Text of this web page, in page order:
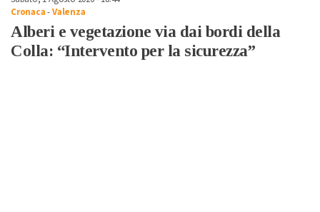
Cronaca-Valenza
Alberi e vegetazione via dai bordi della
Colla: “Intervento per la sicurezza”